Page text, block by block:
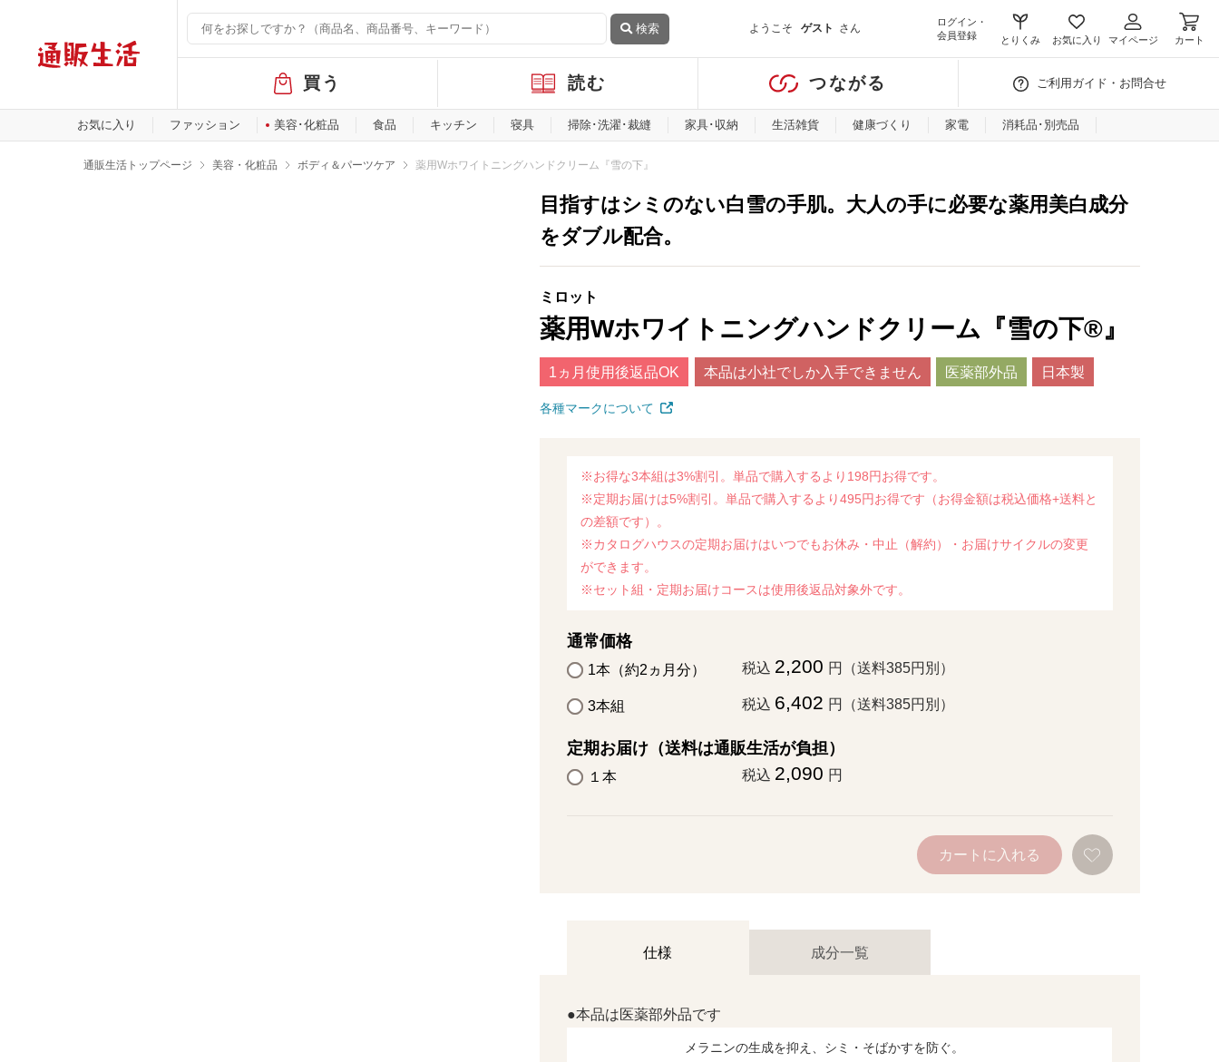
検索 ようこそ ゲスト さん
ログイン・
会員登録
とりくみ お気に入り マイページ カート
バ
ル
メ
買う 読む つながる ご利用ガイド・お問合せ
お気に入り ファッション 美容･化粧品 食品 キッチン 寝具 掃除･洗濯･裁縫 家具･収納 生活雑貨 健康づくり 家電 消耗品･別売品
通販生活トップページ 美容・化粧品 ボディ＆パーツケア 薬用Wホワイトニングハンドクリーム『雪の下』
目指すはシミのない白雪の手肌。大人の手に必要な薬用美白成分
をダブル配合。
ミロット
薬用Wホワイトニングハンドクリーム『雪の下®』
1ヵ月使用後返品OK 本品は小社でしか入手できません 医薬部外品 日本製
各種マークについて
※お得な3本組は3%割引。単品で購入するより198円お得です。
※定期お届けは5%割引。単品で購入するより495円お得です（お得金額は税込価格+送料と
の差額です）。
※カタログハウスの定期お届けはいつでもお休み・中止（解約）・お届けサイクルの変更
ができます。
※セット組・定期お届けコースは使用後返品対象外です。
通常価格
1本（約2ヵ月分） 税込 2,200 円（送料385円別）
3本組 税込 6,402 円（送料385円別）
定期お届け（送料は通販生活が負担）
１本 税込 2,090 円
カートに入れる
仕様 成分一覧
●本品は医薬部外品です
メラニンの生成を抑え、シミ・そばかすを防ぐ。